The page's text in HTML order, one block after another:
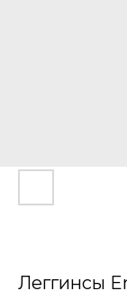
Леггинсы